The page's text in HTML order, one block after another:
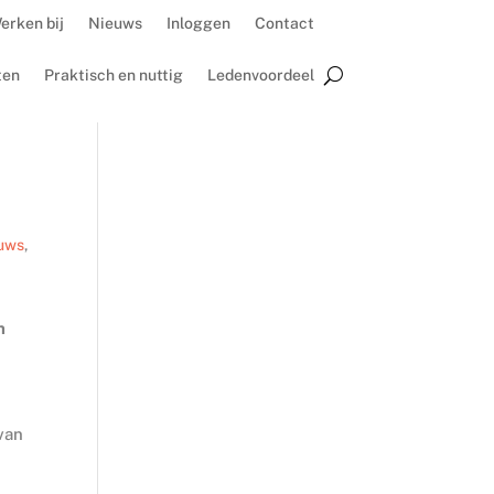
bij Nieuws Inloggen Contact
Praktisch en nuttig Ledenvoordeel
,